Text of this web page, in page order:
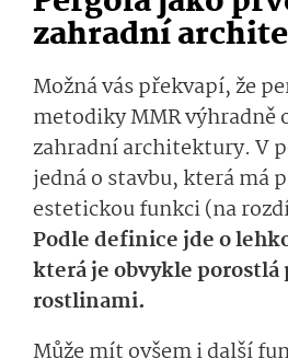
zahradní
Možná vás překvapí, že
metodiky MMR výhradně
zahradní architektury. V
jedná o stavbu, která má
estetickou funkci (na
Podle definice jde o
která je obvykle
rostlinami.